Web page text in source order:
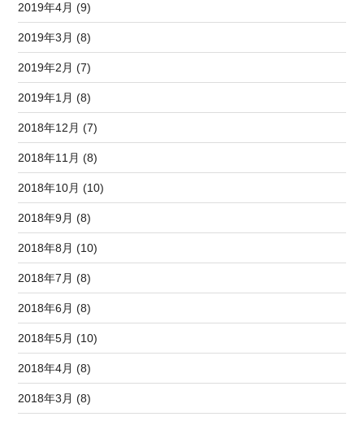
2019年4月 (9)
2019年3月 (8)
2019年2月 (7)
2019年1月 (8)
2018年12月 (7)
2018年11月 (8)
2018年10月 (10)
2018年9月 (8)
2018年8月 (10)
2018年7月 (8)
2018年6月 (8)
2018年5月 (10)
2018年4月 (8)
2018年3月 (8)